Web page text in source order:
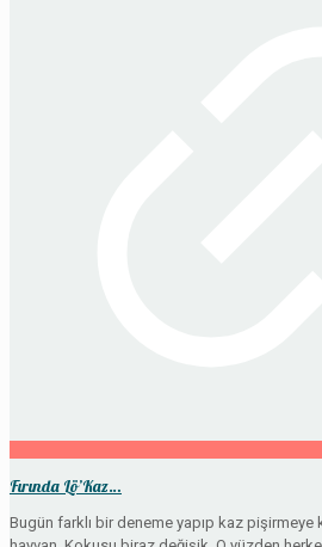
Fırında Lö’Kaz…
Bugün farklı bir deneme yapıp kaz pişirmeye